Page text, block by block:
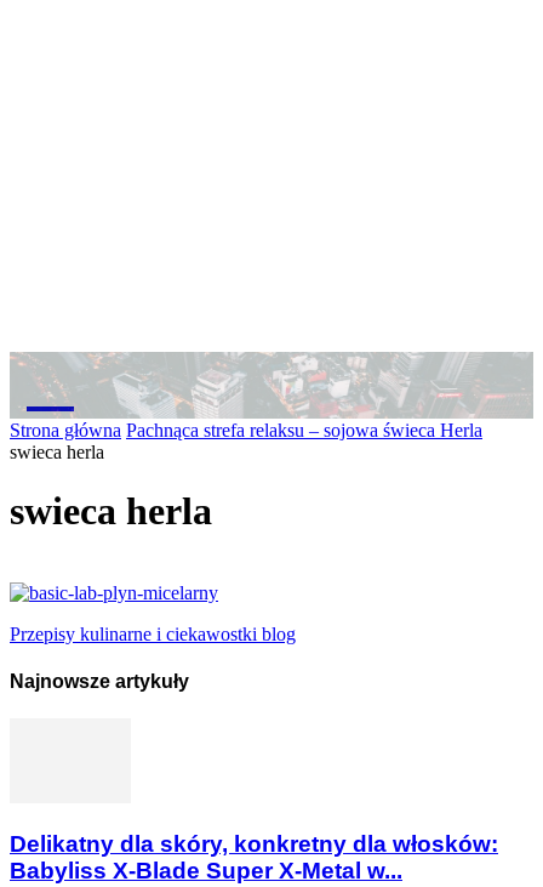
M
Strona główna Pachnąca strefa relaksu – sojowa świeca Herla
swieca herla
swieca herla
Przepisy kulinarne i ciekawostki blog
Najnowsze artykuły
Delikatny dla skóry, konkretny dla włosków:
Babyliss X-Blade Super X-Metal w...